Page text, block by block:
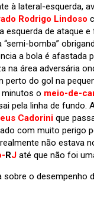
à lateral-esquerda,
Rodrigo Lindoso
esquerda de ataque
“semi-bomba”
a bola é afastada
na área adversária
do gol na
minutos o meio-de-
pela linha de fundo.
Cadorini que
com muito perigo
não estava
RJ até que não foi
sobre o desempenho